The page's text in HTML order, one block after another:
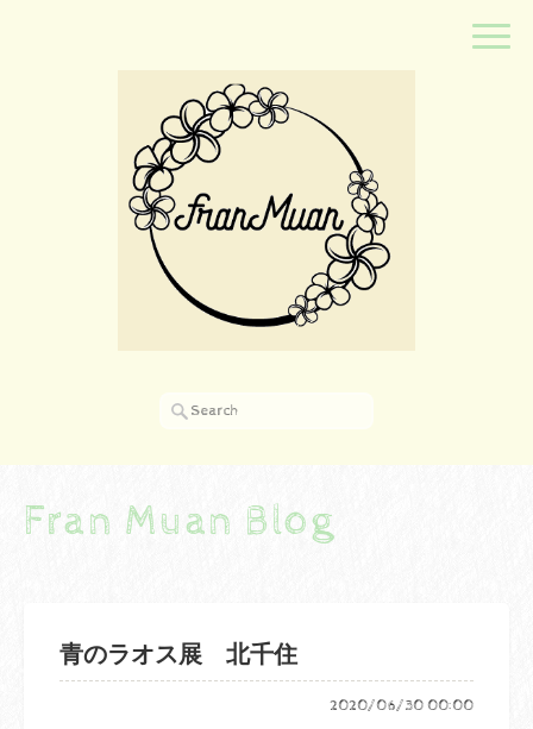
Fran Muan Blog
青のラオス展 北千住
2020/06/30 00:00